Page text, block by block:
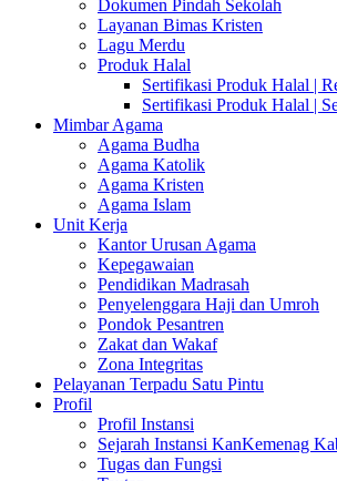
Dokumen Pindah Sekolah
Layanan Bimas Kristen
Lagu Merdu
Produk Halal
Sertifikasi Produk Halal |
Sertifikasi Produk Halal |
Mimbar Agama
Agama Budha
Agama Katolik
Agama Kristen
Agama Islam
Unit Kerja
Kantor Urusan Agama
Kepegawaian
Pendidikan Madrasah
Penyelenggara Haji dan Umroh
Pondok Pesantren
Zakat dan Wakaf
Zona Integritas
Pelayanan Terpadu Satu Pintu
Profil
Profil Instansi
Sejarah Instansi KanKemenag
Tugas dan Fungsi